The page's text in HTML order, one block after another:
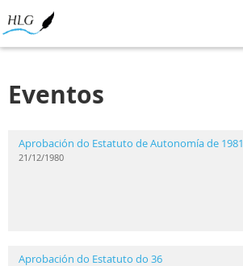
Eventos
Aprobación do Estatuto de Autonomía de 1981
21/12/1980
Aprobación do Estatuto do 36